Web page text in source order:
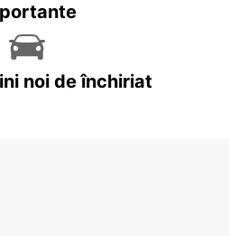
noi de închiriat